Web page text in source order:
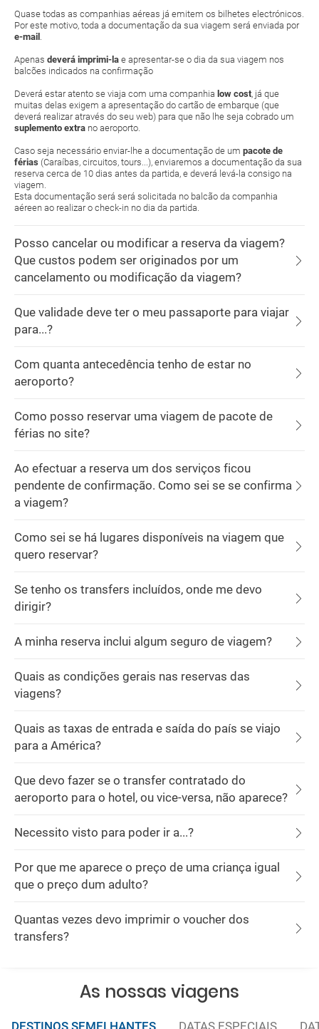
Quase todas as companhias aéreas já emitem os bilhetes electrónicos.
Por este motivo, toda a documentação da sua viagem será enviada por
e-mail .
Apenas deverá imprimi-la e apresentar-se o dia da sua viagem nos
balcões indicados na confirmação
Deverá estar atento se viaja com uma companhia low cost, já que
muitas delas exigem a apresentação do cartão de embarque (que
deverá realizar através do seu web) para que não lhe seja cobrado um
suplemento extra no aeroporto.
Caso seja necessário enviar-lhe a documentação de um pacote de
férias (Caraíbas, circuitos, tours...), enviaremos a documentação da sua
reserva cerca de 10 dias antes da partida, e deverá levá-la consigo na
viagem.
Esta documentação será será solicitada no balcão da companhia
aéreen ao realizar o check-in no dia da partida.
Posso cancelar ou modificar a reserva da viagem?
Que custos podem ser originados por um
cancelamento ou modificação da viagem?
Que validade deve ter o meu passaporte para viajar
para...?
Com quanta antecedência tenho de estar no
aeroporto?
Como posso reservar uma viagem de pacote de
férias no site?
Ao efectuar a reserva um dos serviços ficou
pendente de confirmação. Como sei se se confirma
a viagem?
Como sei se há lugares disponíveis na viagem que
quero reservar?
Se tenho os transfers incluídos, onde me devo
dirigir?
A minha reserva inclui algum seguro de viagem?
Quais as condições gerais nas reservas das
viagens?
Quais as taxas de entrada e saída do país se viajo
para a América?
Que devo fazer se o transfer contratado do
aeroporto para o hotel, ou vice-versa, não aparece?
Necessito visto para poder ir a...?
Por que me aparece o preço de uma criança igual
que o preço dum adulto?
Quantas vezes devo imprimir o voucher dos
transfers?
As nossas viagens
DESTINOS SEMELHANTES DATAS ESPECIAIS